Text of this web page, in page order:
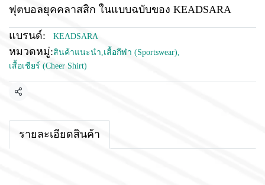
ฟุตบอลยุคคลาสสิก ในแบบฉบับของ KEADSARA
แบรนด์: KEADSARA
หมวดหมู่:สินค้าแนะนำ,เสื้อกีฬา (Sportswear),
เสื้อเชียร์ (Cheer Shirt)
แชร์
รายละเอียดสินค้า